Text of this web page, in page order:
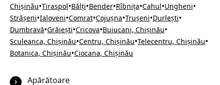
Chișinău•Tiraspol•Bălți•Bender•Rîbnița•Cahul•Ungheni•
Strășeni•Ialoveni•Comrat•Cojușna•Trușeni•Durlești•
Dumbravă•Grăiești•Cricova•Buiucani, Chișinău•
Sculeanca, Chișinău•Centru, Chișinău•Telecentru, Chișinău•
Botanica, Chișinău•Ciocana, Chișinău
Apărătoare